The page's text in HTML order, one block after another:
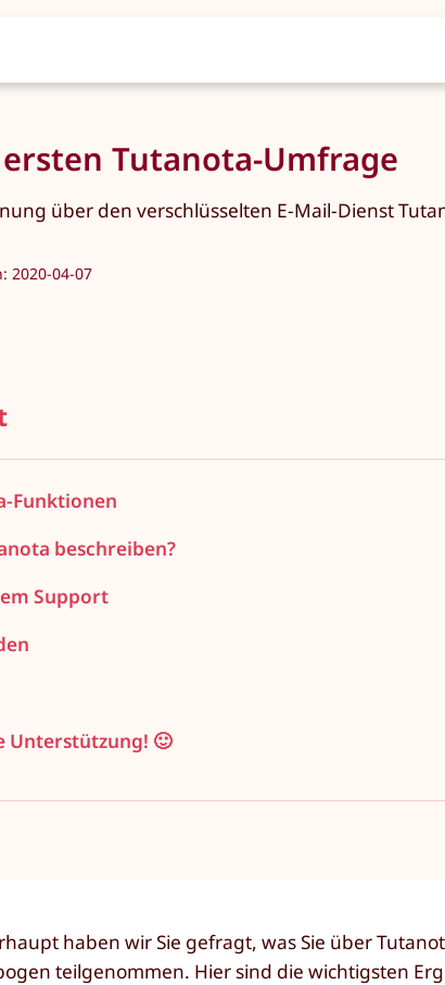
Tutanota-Umfrage
über den verschlüsselten E-Mail-Dienst
2020-04-07
Funktionen
beschreiben?
Support
Unterstützung! 🙂
haben wir Sie gefragt, was Sie über
teilgenommen. Hier sind die wichtigsten